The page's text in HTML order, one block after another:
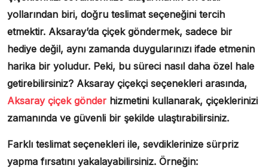
yollarından biri, doğru teslimat seçeneğini tercih
etmektir. Aksaray’da çiçek göndermek, sadece bir
hediye değil, aynı zamanda duygularınızı ifade etmenin
harika bir yoludur. Peki, bu süreci nasıl daha özel hale
getirebilirsiniz? Aksaray çiçekçi seçenekleri arasında,
Aksaray çiçek gönder hizmetini kullanarak, çiçeklerinizi
zamanında ve güvenli bir şekilde ulaştırabilirsiniz.
Farklı teslimat seçenekleri ile, sevdiklerinize sürpriz
yapma fırsatını yakalayabilirsiniz. Örneğin: